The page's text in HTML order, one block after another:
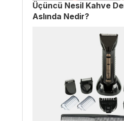
Üçüncü Nesil Kahve
Aslında Nedir?